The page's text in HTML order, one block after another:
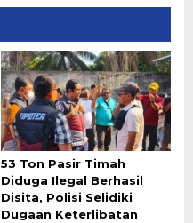
53 Ton Pasir Timah
Diduga Ilegal Berhasil
Disita, Polisi Selidiki
Dugaan Keterlibatan